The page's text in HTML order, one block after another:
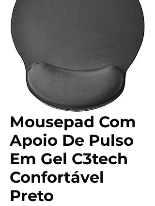
Mousepad Com
Apoio De Pulso
Em Gel C3tech
Confortável
Preto